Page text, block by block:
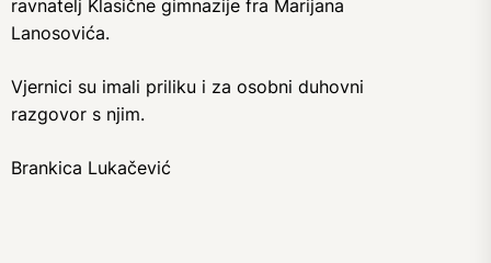
ravnatelj Klasične gimnazije fra Marijana
Lanosovića.
Vjernici su imali priliku i za osobni duhovni
razgovor s njim.
Brankica Lukačević